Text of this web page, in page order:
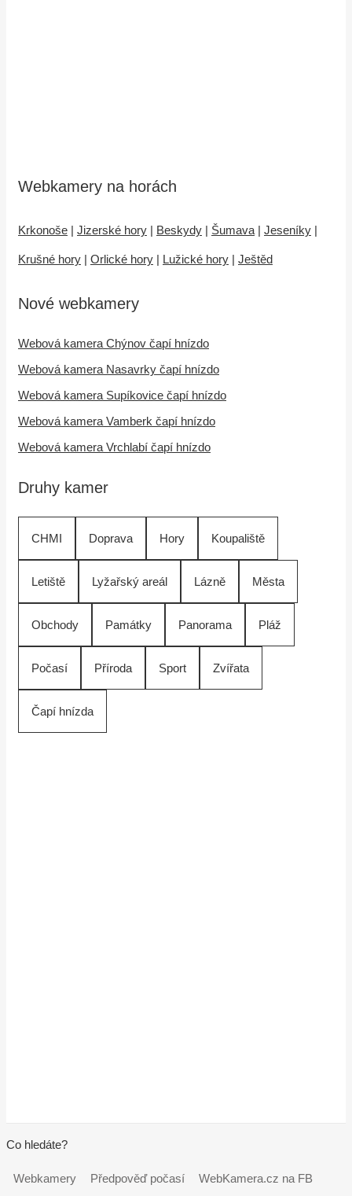
Webkamery na horách
Krkonoše | Jizerské hory | Beskydy | Šumava | Jeseníky |
Krušné hory | Orlické hory | Lužické hory | Ještěd
Nové webkamery
Webová kamera Chýnov čapí hnízdo
Webová kamera Nasavrky čapí hnízdo
Webová kamera Supíkovice čapí hnízdo
Webová kamera Vamberk čapí hnízdo
Webová kamera Vrchlabí čapí hnízdo
Druhy kamer
CHMI Doprava Hory Koupaliště
Letiště Lyžařský areál Lázně Města
Obchody Památky Panorama Pláž
Počasí Příroda Sport Zvířata
Čapí hnízda
Co hledáte?
Webkamery Předpověď počasí WebKamera.cz na FB